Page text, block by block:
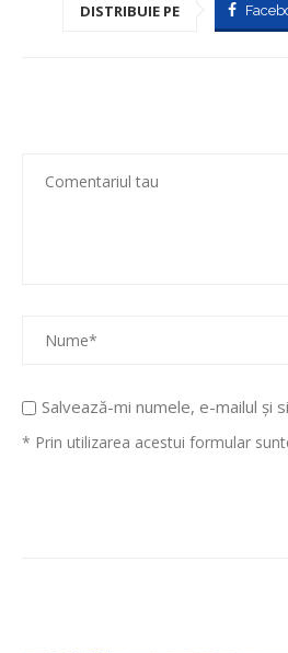
DISTRIBUIE PE
Salvează-mi numele, e-mailul
* Prin utilizarea acestui formular